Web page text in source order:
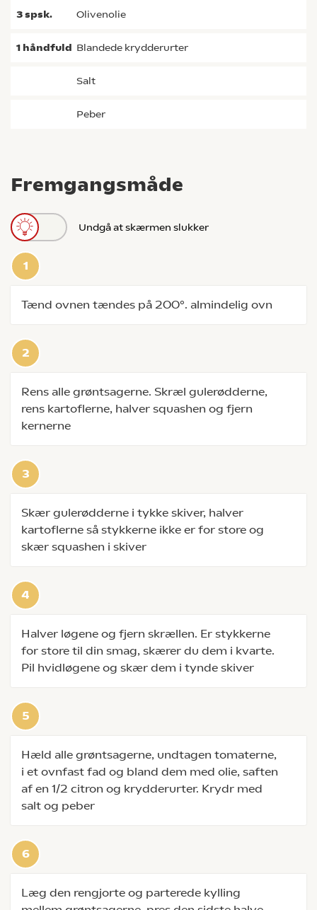
Fremgangsmåde
Undgå at skærmen slukker
Tænd ovnen tændes på 200°. almindelig ovn
Rens alle grøntsagerne. Skræl gulerødderne,
rens kartoflerne, halver squashen og fjern
kernerne
Skær gulerødderne i tykke skiver, halver
kartoflerne så stykkerne ikke er for store og
skær squashen i skiver
Halver løgene og fjern skrællen. Er stykkerne
for store til din smag, skærer du dem i kvarte.
Pil hvidløgene og skær dem i tynde skiver
Hæld alle grøntsagerne, undtagen tomaterne,
i et ovnfast fad og bland dem med olie, saften
af en 1/2 citron og krydderurter. Krydr med
salt og peber
Læg den rengjorte og parterede kylling
3spsk. olivenolie
1 håndfuld blandede krydderurter
salt
peber